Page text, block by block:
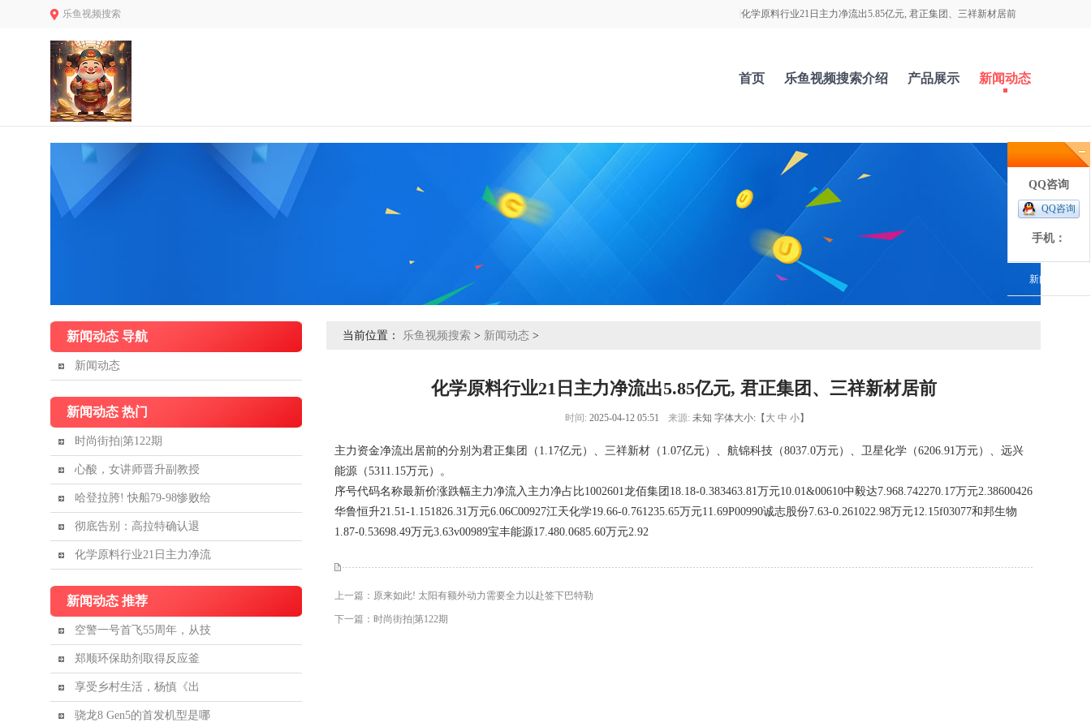
化学原料行业21日主力净流出5.85亿元, 君正集团、三祥新材居前
乐鱼视频搜索
首页 乐鱼视频搜索介绍 产品展示 新闻动态
新闻动态 导航
新闻动态
新闻动态 热门
时尚街拍|第122期
心酸，女讲师晋升副教授
哈登拉胯! 快船79-98惨败给
彻底告别：高拉特确认退
化学原料行业21日主力净流
新闻动态 推荐
空警一号首飞55周年，从技
郑顺环保助剂取得反应釜
享受乡村生活，杨慎《出
骁龙8 Gen5的首发机型是哪
当前位置： 乐鱼视频搜索 > 新闻动态 >
化学原料行业21日主力净流出5.85亿元, 君正集团、三祥新材居前
时间: 2025-04-12 05:51 来源: 未知 字体大小:【 大 中 小】
主力资金净流出居前的分别为君正集团（1.17亿元）、三祥新材（1.07亿元）、航锦科技（8037.0万元）、卫星化学（6206.91万元）、远兴
能源（5311.15万元）。
序号代码名称最新价涨跌幅主力净流入主力净占比1002601龙佰集团18.18-0.383463.81万元10.01&00610中毅达7.968.742270.17万元2.38600426
华鲁恒升21.51-1.151826.31万元6.06C00927江天化学19.66-0.761235.65万元11.69P00990诚志股份7.63-0.261022.98万元12.15f03077和邦生物
1.87-0.53698.49万元3.63v00989宝丰能源17.480.0685.60万元2.92
上一篇： 原来如此! 太阳有额外动力需要全力以赴签下巴特勒
下一篇： 时尚街拍|第122期
QQ咨询
QQ咨询
手机：
新闻动态